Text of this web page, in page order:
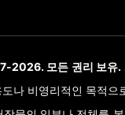
2026. 모든 권리 보유.
나 비영리적인 목적으